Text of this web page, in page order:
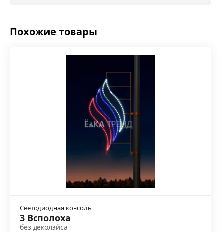
Похожие товары
Светодиодная консоль
3 Всполоха
без деколэйса